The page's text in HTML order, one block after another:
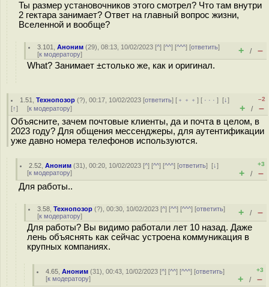
Ты размер установочников этого смотрел? Что там внутри
2 гектара занимает? Ответ на главный вопрос жизни,
Вселенной и вообще?
3.101 ,Аноним (29), 08:13, 10/02/2023 [^] [^^] [^^^] [ответить]
[к модератору] + / –
What? Занимает ±столько же, как и оригинал.
1.51 ,Технопозор (?), 00:17, 10/02/2023 [ответить] [ ﹢﹢﹢] [ · · ·][↓]
[↑] [к модератору]
–2
+ / –
Объясните, зачем почтовые клиенты, да и почта в целом, в
2023 году? Для общения мессенджеры, для аутентификации
уже давно номера телефонов используются.
2.52 ,Аноним (31), 00:20, 10/02/2023 [^] [^^] [^^^] [ответить][↓]
[к модератору]
+3
+ / –
Для работы..
3.58 ,Технопозор (?), 00:30, 10/02/2023 [^] [^^] [^^^] [ответить]
[к модератору] + / –
Для работы? Вы видимо работали лет 10 назад. Даже
лень объяснять как сейчас устроена коммуникация в
крупных компаниях.
4.65 ,Аноним (31), 00:43, 10/02/2023 [^] [^^] [^^^] [ответить]
[к модератору]
+3
+ / –